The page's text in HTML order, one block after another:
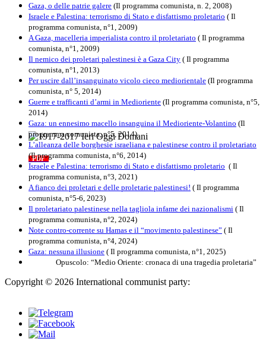
1917-2017 Ieri Oggi Domani
PDF Quaderno n°9
Gaza, o delle patrie galere (Il programma comunista, n. 2, 2008)
Israele e Palestina: terrorismo di Stato e disfattismo proletario ( Il
programma comunista, n°1, 2009)
A Gaza, macelleria imperialista contro il proletariato ( Il programma
comunista, n°1, 2009)
Il nemico dei proletari palestinesi è a Gaza City ( Il programma
comunista, n°1, 2013)
Per uscire dall’insanguinato vicolo cieco mediorientale (Il programma
comunista, n° 5, 2014)
Guerre e trafficanti d’armi in Medioriente (Il programma comunista, n°5,
2014)
Gaza: un ennesimo macello insanguina il Medioriente-Volantino (Il
programma comunista, n°5, 2014)
L’alleanza delle borghesie israeliana e palestinese contro il proletariato
(Il programma comunista, n°6, 2014)
Israele e Palestina: terrorismo di Stato e disfattismo proletario ( Il
programma comunista, n°3, 2021)
A fianco dei proletari e delle proletarie palestinesi! ( Il programma
comunista, n°5-6, 2023)
Il proletariato palestinese nella tagliola infame dei nazionalismi ( Il
programma comunista, n°2, 2024)
Note contro-corrente su Hamas e il “movimento palestinese” ( Il
programma comunista, n°4, 2024)
Gaza: nessuna illusione ( Il programma comunista, n°1, 2025)
Opuscolo: “Medio Oriente: cronaca di una tragedia proletaria”
Copyright © 2026 International communist party: